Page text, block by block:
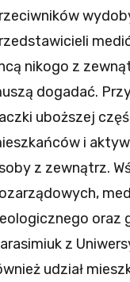
nikogo z
dogadać.
uboższej
i
z zewnątrz.
oraz
z
udział